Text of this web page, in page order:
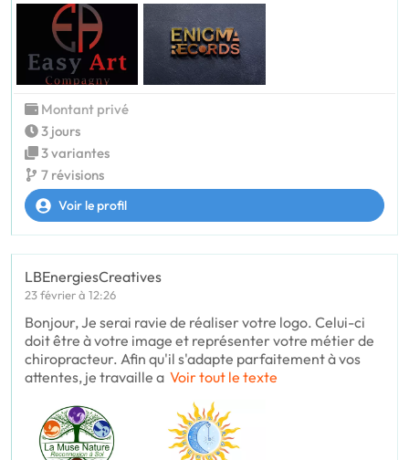
Montant privé
3 jours
3 variantes
7 révisions
Voir le profil
LBEnergiesCreatives
23 février à 12:26
Bonjour, Je serai ravie de réaliser votre logo. Celui-ci
doit être à votre image et représenter votre métier de
chiropracteur. Afin qu'il s'adapte parfaitement à vos
attentes, je travaille a Voir tout le texte